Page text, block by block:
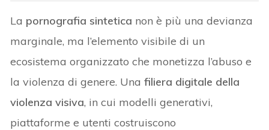
La pornografia sintetica non è più una devianza
marginale, ma l’elemento visibile di un
ecosistema organizzato che monetizza l’abuso e
la violenza di genere. Unafiliera digitale della
violenza visiva, in cui modelli generativi,
piattaforme e utenti costruiscono